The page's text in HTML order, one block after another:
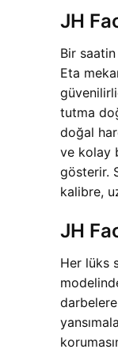
JH
Bir
Eta
tutma
doğal
ve kolay
gösterir.
kalibre,
JH
Her lüks